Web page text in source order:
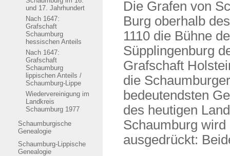
und 17. Jahrhundert
Nach 1647:
Grafschaft
Schaumburg
hessischen Anteils
Nach 1647:
Grafschaft
Schaumburg
lippischen Anteils /
Schaumburg-Lippe
Wiedervereinigung im
Landkreis
Schaumburg 1977
Schaumburgische
Genealogie
Schaumburg-Lippische
Genealogie
Die Grafen von
Burg oberhalb
1110 die Bühne
Süpplingenburg
Grafschaft
die
bedeutendsten
des heutigen
Schaumburg
ausgedrückt: